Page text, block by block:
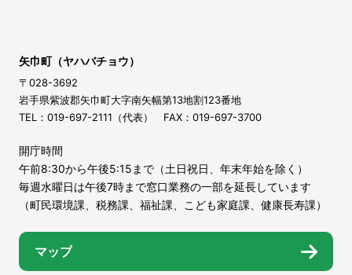
矢巾町（ヤハバチョウ）
〒028-3692
岩手県紫波郡矢巾町大字南矢幅第13地割123番地
TEL：019-697-2111（代表） FAX：019-697-3700
開庁時間
午前8:30から午後5:15まで（土日祝日、年末年始を除く）
毎週水曜日は午後7時まで窓口業務の一部を延長しています
（町民環境課、税務課、福祉課、こども家庭課、健康長寿課）
マップ